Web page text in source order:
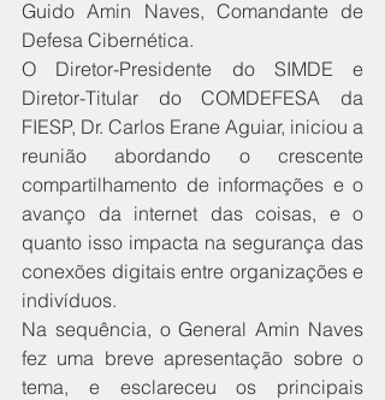
Guido Amin Naves, Comandante de
Defesa Cibernética.
O Diretor-Presidente do SIMDE e
Diretor-Titular do COMDEFESA da
FIESP, Dr. Carlos Erane Aguiar, iniciou a
reunião abordando o crescente
compartilhamento de informações e o
avanço da internet das coisas, e o
quanto isso impacta na segurança das
conexões digitais entre organizações e
indivíduos.
Na sequência, o General Amin Naves
fez uma breve apresentação sobre o
tema, e esclareceu os principais